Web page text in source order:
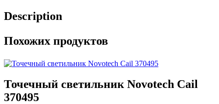
Description
Похожих продуктов
Точечный светильник Novotech Cail
370495